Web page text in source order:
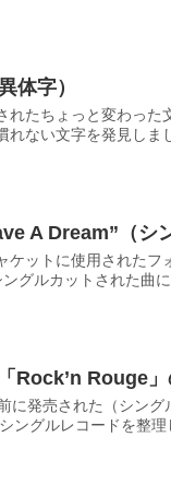
異体字）
れたちょっと変わった
れない文字を発見しま
A Dream”（シ
ケットに使用されたフ
ングルカットされた曲
Rock’n Rouge」
に発売された（シン
ングルレコードを整